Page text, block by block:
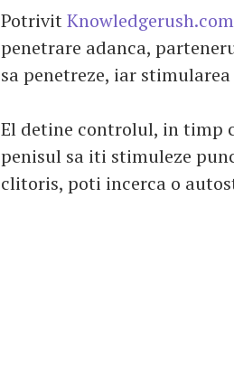
PotrivitKnowledgerush.com
penetrare adanca,
sa penetreze, iar
El detine controlul, in timp
penisul sa iti stimuleze
clitoris, poti incerca o